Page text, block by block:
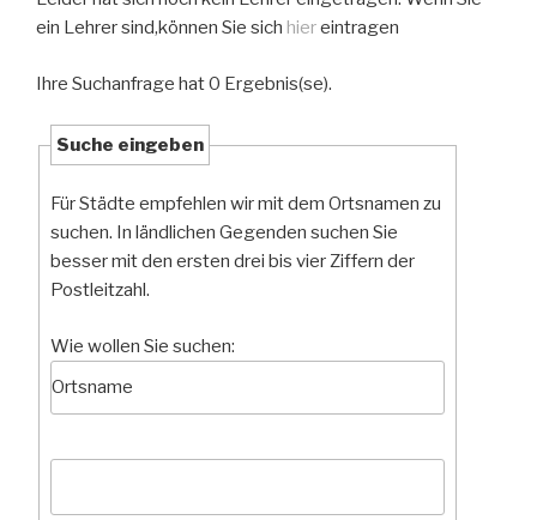
ein Lehrer sind,können Sie sich hiereintragen
Ihre Suchanfrage hat 0 Ergebnis(se).
Suche eingeben
Für Städte empfehlen wir mit dem Ortsnamen zu
suchen. In ländlichen Gegenden suchen Sie
besser mit den ersten drei bis vier Ziffern der
Postleitzahl.
Wie wollen Sie suchen: